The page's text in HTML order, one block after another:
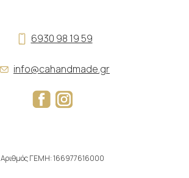
6930 98 19 59
info@cahandmade.gr
Αριθμός ΓΕΜΗ: 166977616000